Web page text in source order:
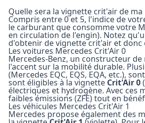
Quelle sera la vignette crit'air de ma
Compris entre 0 et 5, l'indice de
le carburant que consomme votre
en circulation de l'engin). Notez
d'obtenir de vignette crit'air et donc
Les voitures Mercedes Crit'Air 0
Mercedes-Benz, un constructeur
l'accent sur la mobilité durable.
(Mercedes EQC, EQS, EQA, etc.),
sont éligibles à la vignette Crit'Air 0
électriques et hydrogène. Avec ces
faibles émissions (ZFE) tout en
Les véhicules Mercedes Crit'Air 1
Mercedes propose également des